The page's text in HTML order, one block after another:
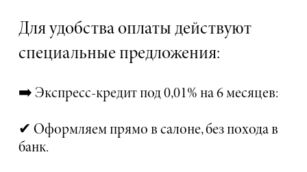
Для удобства оплаты действуют
специальные предложения:
➡️ Экспресс-кредит под 0,01% на 6 месяцев:
✔ Оформляем прямо в салоне, без похода в
банк.